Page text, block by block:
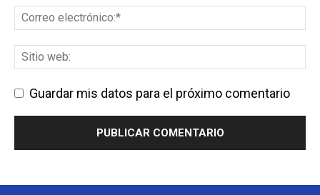
Guardar mis datos para el próximo comentario